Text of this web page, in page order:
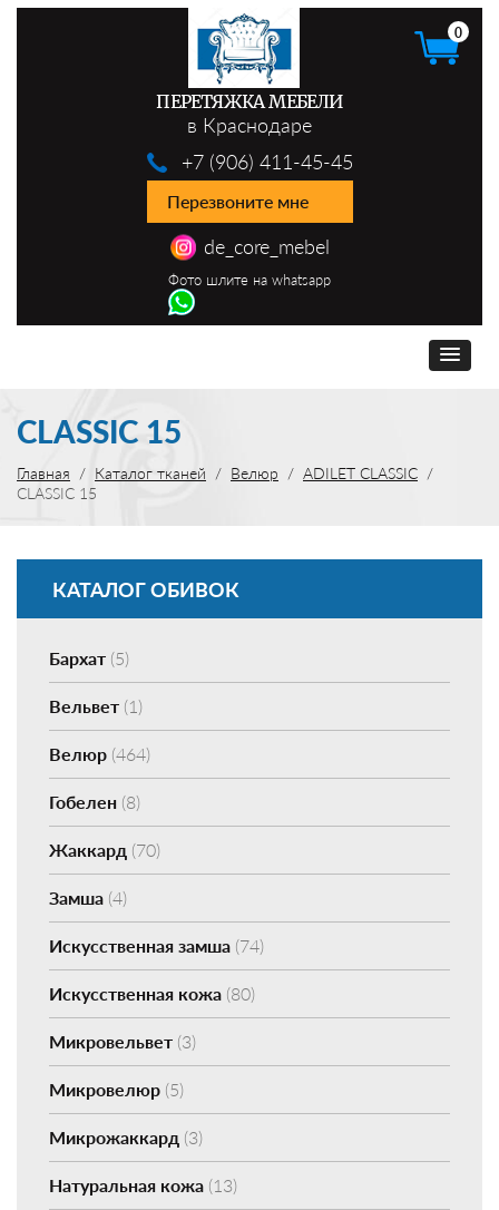
ПЕРЕТЯЖКА МЕБЕЛИ
в Краснодаре
de_core_mebel
Фото шлите на whatsapp
+7 (906) 411-45-45
Перезвоните мне
0
CLASSIC 15
Главная Каталог тканей Велюр
ADILET CLASSIC
CLASSIC 15
КАТАЛОГ ОБИВОК
Бархат (5)
Вельвет (1)
Велюр (464)
Гобелен (8)
Жаккард (70)
Замша (4)
Искусственная замша (74)
Искусственная кожа (80)
Микровельвет (3)
Микровелюр (5)
Микрожаккард (3)
Натуральная кожа (13)